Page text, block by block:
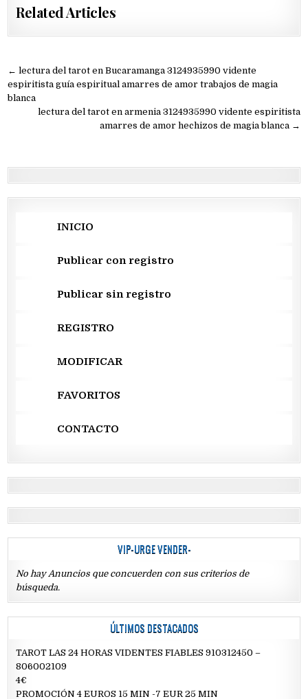
Related Articles
Navegación
de
entradas
← lectura del tarot en Bucaramanga 3124935990 vidente
espiritista guía espiritual amarres de amor trabajos de magia
blanca
lectura del tarot en armenia 3124935990 vidente espiritista
amarres de amor hechizos de magia blanca →
INICIO
Publicar con registro
Publicar sin registro
REGISTRO
MODIFICAR
FAVORITOS
CONTACTO
VIP-URGE VENDER-
No hay Anuncios que concuerden con sus criterios de
búsqueda.
ÚLTIMOS DESTACADOS
TAROT LAS 24 HORAS VIDENTES FIABLES 910312450 –
806002109
4€
PROMOCIÓN 4 EUROS 15 MIN -7 EUR 25 MIN